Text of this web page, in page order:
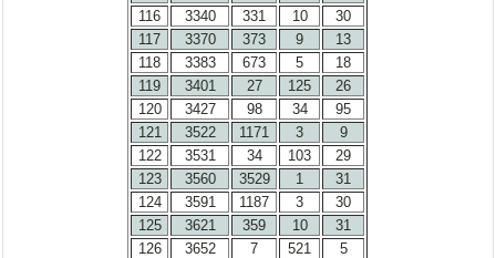
116
3340 331 10
30
117
3370 373 9
13
118
3383 673 5
18
119
3401 27 125
26
120
3427 98 34
95
121
3522 1171 3
9
122
3531 34 103
29
123
3560 3529 1
31
124
3591 1187 3
30
125
3621 359 10
31
126
3652 7 521
5